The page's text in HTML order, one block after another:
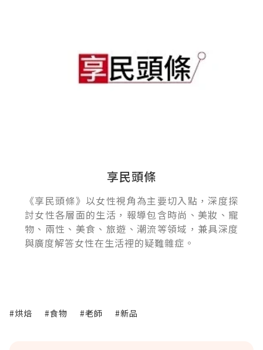
享民頭條
《享民頭條》以女性視角為主要切入點，深度探
討女性各層面的生活，報導包含時尚、美妝、寵
物、兩性、美食、旅遊、潮流等領域，兼具深度
與廣度解答女性在生活裡的疑難雜症。
#烘焙 #食物 #老師 #新品